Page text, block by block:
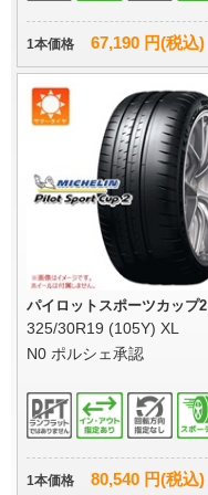
1本価格 67,190 円(税込)
パイロットスポーツカップ2
325/30R19 (105Y) XL
N0 ポルシェ承認
1本価格 80,540 円(税込)